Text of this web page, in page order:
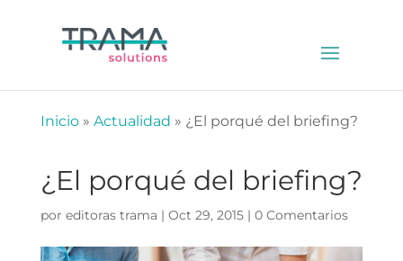
Inicio» Actualidad » ¿El porqué del briefing?
¿El porqué del briefing?
por editoras trama | Oct 29, 2015| 0 Comentarios